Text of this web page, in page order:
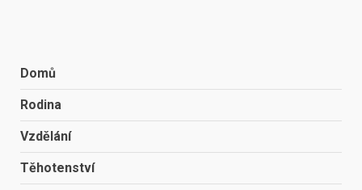
Domů
Rodina
Vzdělání
Těhotenství